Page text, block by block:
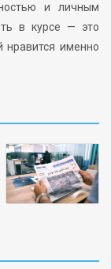
и личным
в курсе — это
нравится именно